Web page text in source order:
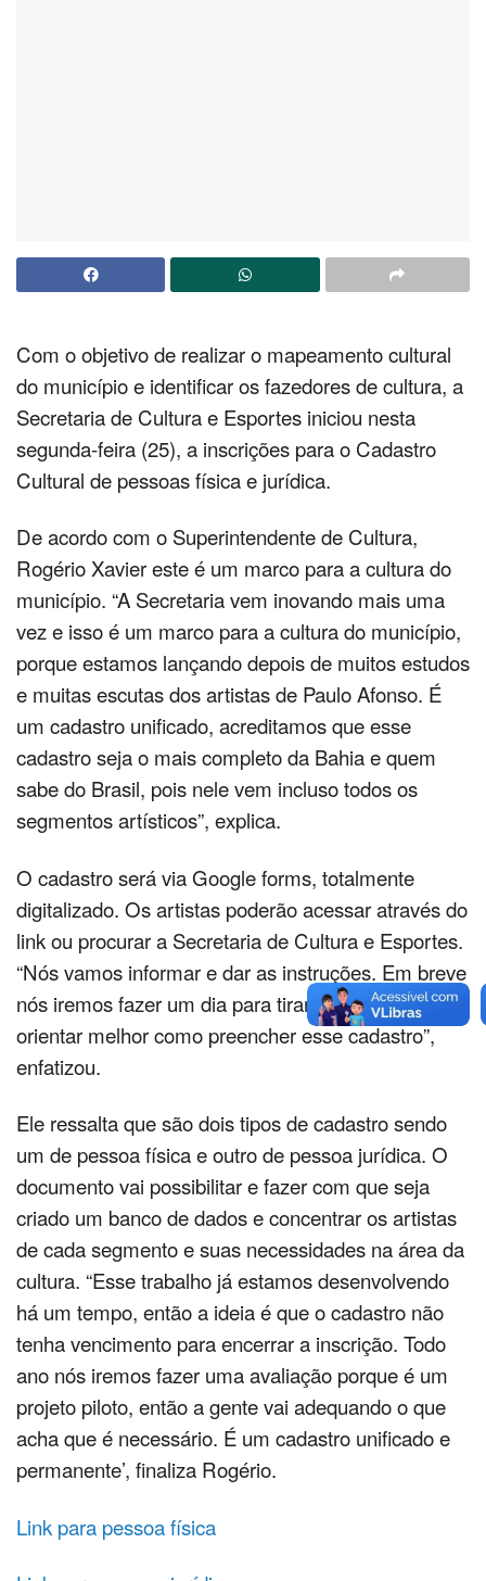
Com o objetivo de realizar o mapeamento cultural
do município e identificar os fazedores de cultura, a
Secretaria de Cultura e Esportes iniciou nesta
segunda-feira (25), a inscrições para o Cadastro
Cultural de pessoas física e jurídica.
De acordo com o Superintendente de Cultura,
Rogério Xavier este é um marco para a cultura do
município. “A Secretaria vem inovando mais uma
vez e isso é um marco para a cultura do município,
porque estamos lançando depois de muitos estudos
e muitas escutas dos artistas de Paulo Afonso. É
um cadastro unificado, acreditamos que esse
cadastro seja o mais completo da Bahia e quem
sabe do Brasil, pois nele vem incluso todos os
segmentos artísticos”, explica.
O cadastro será via Google forms, totalmente
digitalizado. Os artistas poderão acessar através do
link ou procurar a Secretaria de Cultura e Esportes.
“Nós vamos informar e dar as instruções. Em breve
nós iremos fazer um dia para tirar as dúvidas para
orientar melhor como preencher esse cadastro”,
enfatizou.
Ele ressalta que são dois tipos de cadastro sendo
um de pessoa física e outro de pessoa jurídica. O
documento vai possibilitar e fazer com que seja
criado um banco de dados e concentrar os artistas
de cada segmento e suas necessidades na área da
cultura. “Esse trabalho já estamos desenvolvendo
há um tempo, então a ideia é que o cadastro não
tenha vencimento para encerrar a inscrição. Todo
ano nós iremos fazer uma avaliação porque é um
projeto piloto, então a gente vai adequando o que
acha que é necessário. É um cadastro unificado e
permanente’, finaliza Rogério.
Link para pessoa física